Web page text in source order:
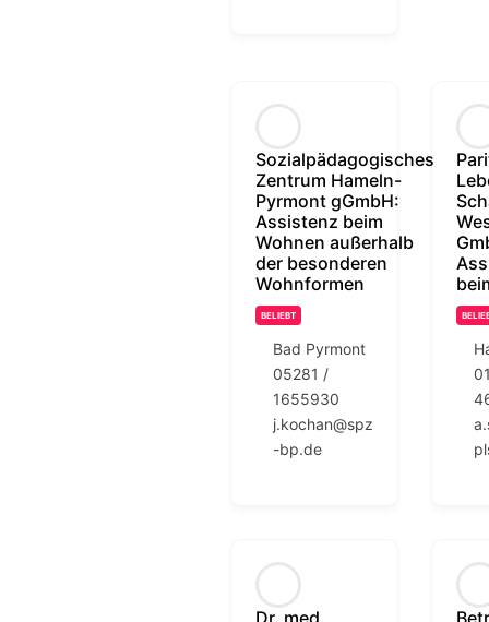
Sozialpädagogisches
Zentrum Hameln-
Pyrmont gGmbH:
Assistenz beim
Wohnen außerhalb
der besonderen
Wohnformen
BELIEBT
Bad Pyrmont
05281 /
1655930
j.kochan@spz
-bp.de
Dr. med.